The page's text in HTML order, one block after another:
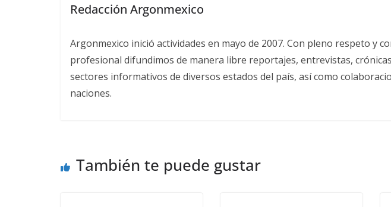
Redacción Argonmexico
Argonmexico inició actividades en mayo de 2007. Con pleno respeto y
profesional difundimos de manera libre reportajes, entrevistas,
sectores informativos de diversos estados del país, así como
naciones.
También te puede gustar